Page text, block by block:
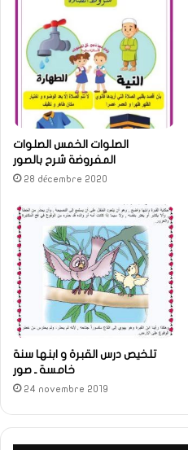
الصلوات الخمس الصلوات
المفروضة شرح بالصور
28 décembre 2020
تلخيص درس القبرة و ابنها سنة
خامسة ـ صور
24 novembre 2019